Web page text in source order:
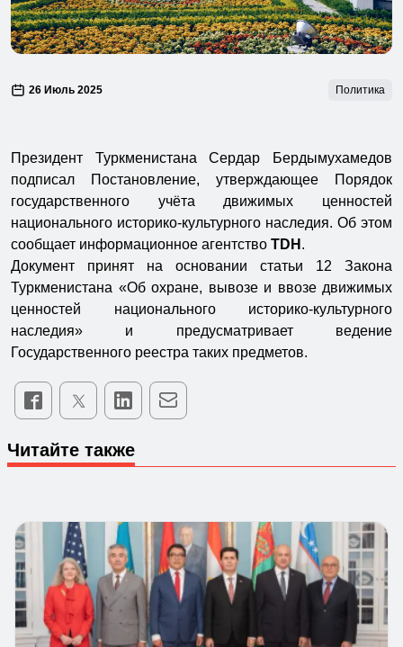
26 Июль 2025 Политика
Президент Туркменистана Сердар Бердымухамедов
подписал Постановление, утверждающее Порядок
государственного учёта движимых ценностей
национального историко-культурного наследия. Об этом
сообщает информационное агентство TDH .
Документ принят на основании статьи 12 Закона
Туркменистана «Об охране, вывозе и ввозе движимых
ценностей национального историко-культурного
наследия» и предусматривает ведение
Государственного реестра таких предметов.
Читайте также